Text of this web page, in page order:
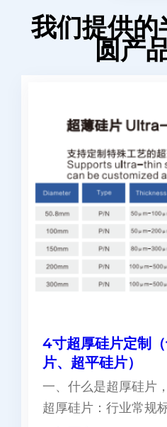
我们提供的
圆产
4寸超厚硅片定制
片、超平硅片）
一、什么是超厚硅片
超厚硅片：行业常规